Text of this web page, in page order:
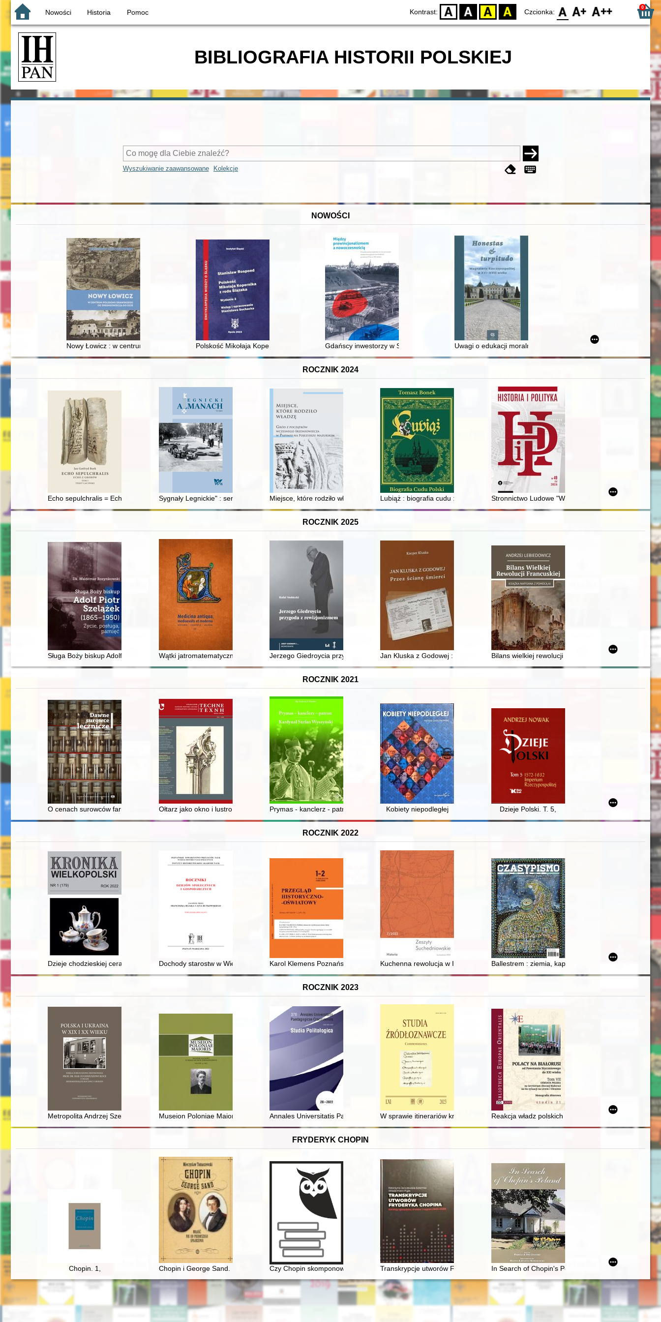
Nowości Historia Pomoc Kontrast: D BW YB BY Czcionka: F0 F1 F2 0
BIBLIOGRAFIA HISTORII POLSKIEJ
Wyszukiwanie zaawansowane Kolekcje
NOWOŚCI
Nowy Łowicz : w centrum poligonu drawskiego od średniowiecza do dziś
Polskość Mikołaja Kopernika z rodu ŚlązakaGdańscy inwestorzy w Sopocie : prestiż finansowy i towarzyski lokalnego mieszczaństwa w 2. poł. XIX w
Uwagi o edukacji moralnej synów szlacheckich w XVI-wiecznej
ROCZNIK 2024
Echo sepulchralis = Echo z grobów. T. 1,Sygnały Legnickie" : serwis informacyjny na czas stanu wojennego dla ziemi legnickiej (1981-1982)
Miejsce, które rodziło władzę : gród z początków wczesnego średniowiecza w Pasymiu na Pojezierzu Mazurskim
Lubiąż : biografia cudu : cała historia Polski w jednym miejscu
Stronnictwo Ludowe "Wolność" wobec przemian
ROCZNIK 2025
Sługa Boży biskup Adolf Piotr Szelążek (1865-1950) : życie, posługa, pamięć
Wątki jatromatematyczne w "Introductorium astrologie compendiosum" Wacława z Krakowa
Jerzego Giedroycia przygoda z rewizjonizmemJan Kluska z Godowej : przez ścianę śmierciBilans wielkiej rewolucji francuskiej
ROCZNIK 2021
O cenach surowców farmakognostycznych (simplica) w Gdańsku drugiej połowy XVII wieku : rekonesans badawczy
Ołtarz jako okno i lustro w konceptach ks. prof. Sebastiana Piskorskiego
Prymas - kanclerz - patron : Kardynał Stefan Wyszyński
Kobiety niepodległej Dzieje Polski. T. 5,
ROCZNIK 2022
Dzieje chodzieskiej ceramiki Dochody starostw w Wielkopolsce i Prusach Królewskich w okresie przed i po potopie szwedzkim
Karol Klemens Poznański, uczony i profesor pozytywistaKuchenna rewolucja w II RzeczypospolitejBallestrem : ziemia, kapitał, wojna
ROCZNIK 2023
Metropolita Andrzej Szeptycki a państwo polskie w latach 1918-1939Museion Poloniae Maioris : rocznik Naukowy Fundacji Muzeów Wielkopolskich. T. 8 (2021), Muzeum XXI Wieku. W 100-lecie I Zjazdu Muzeów w Poznaniu
Annales Universitatis Paedagogicae Cracoviensis. [T.] 28 (2022)W sprawie itinerariów królów wczesnonowożytnej Rzeczypospolitej : na marginesie
Reakcja władz polskich na ograniczenie praw
FRYDERYK CHOPIN
Chopin. 1, Chopin i George Sand. Miłość nie od pierwszego spojrzenia
Czy Chopin skomponował etiudę rewolucyjną?Transkrypcje utworów Fryderyka Chopina : katalog rękopisów, druków i nagrań (1830-
In Search of Chopin's Poland